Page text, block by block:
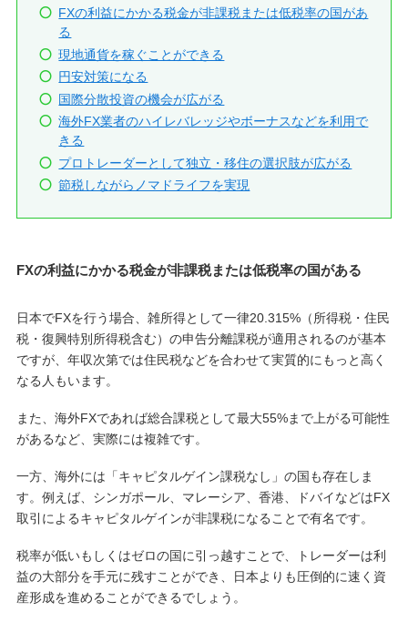
FXの利益にかかる税金が非課税または低税率の国があ
る
現地通貨を稼ぐことができる
円安対策になる
国際分散投資の機会が広がる
海外FX業者のハイレバレッジやボーナスなどを利用で
きる
プロトレーダーとして独立・移住の選択肢が広がる
節税しながらノマドライフを実現
FXの利益にかかる税金が非課税または低税率の国がある
日本でFXを行う場合、雑所得として一律20.315%（所得税・住民
税・復興特別所得税含む）の申告分離課税が適用されるのが基本
ですが、年収次第では住民税などを合わせて実質的にもっと高く
なる人もいます。
また、海外FXであれば総合課税として最大55%まで上がる可能性
があるなど、実際には複雑です。
一方、海外には「キャピタルゲイン課税なし」の国も存在しま
す。例えば、シンガポール、マレーシア、香港、ドバイなどはFX
取引によるキャピタルゲインが非課税になることで有名です。
税率が低いもしくはゼロの国に引っ越すことで、トレーダーは利
益の大部分を手元に残すことができ、日本よりも圧倒的に速く資
産形成を進めることができるでしょう。